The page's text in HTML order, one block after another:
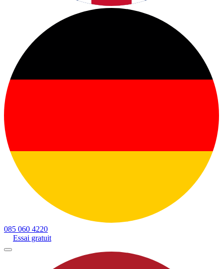
085 060 4220
Essai gratuit